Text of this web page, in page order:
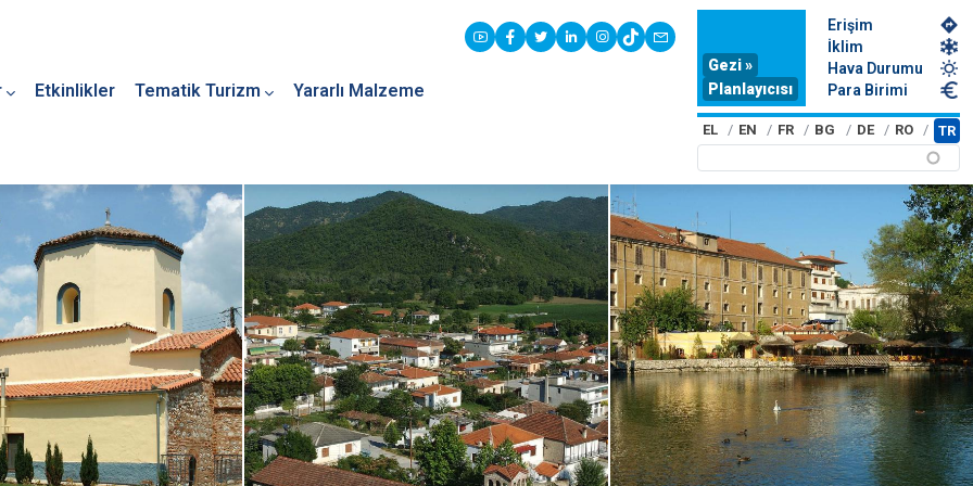
Etkinlikler Tematik Turizm Yararlı Malzeme
youtubefacebook
twitterlinkedininstagram
tiktokcontact
Gezi »
Planlayıcısı
Erişim
İklim
Hava Durumu
Para Birimi
EL EN FR BG DE RO TR